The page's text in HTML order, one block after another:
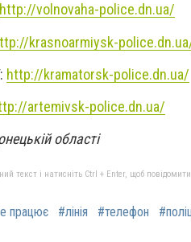
http://volnovaha-police.dn.ua/
krasnoarmiysk-
http://kramatorsk-police.dn.ua/
artemivsk-police.dn.ua/
області
текст і натисніть Ctrl + Enter, щоб
працює #лінія #телефон